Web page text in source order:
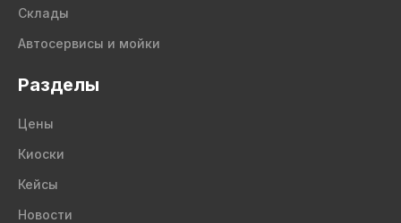
Склады
Автосервисы и мойки
Разделы
Цены
Киоски
Кейсы
Новости